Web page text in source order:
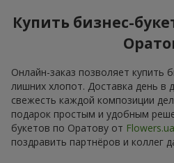
Купить бизнес-
Онлайн-заказ позволяет купить
лишних хлопот. Доставка день в
свежесть каждой композиции
подарок простым и удобным
букетов по Оратову от Flowers.ua
поздравить партнёров и коллег